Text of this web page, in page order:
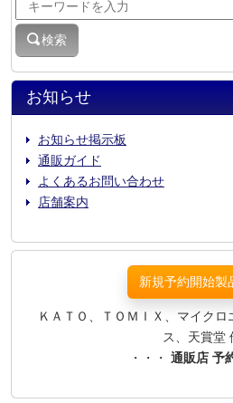
お知らせ
お知らせ掲示板
通販ガイド
よくあるお問い合わせ
店舗案内
検索
新規予約開始製
ＫＡＴＯ、ＴＯＭＩＸ、マイク
ス、天賞堂
・・・ 通販店 予